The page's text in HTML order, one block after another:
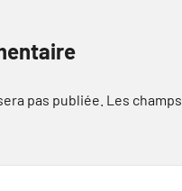
pas publiée. Les